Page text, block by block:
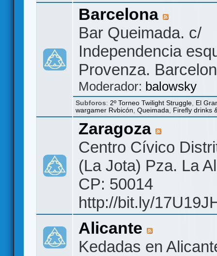
Barcelona
Bar Queimada. c/
Independencia
Provenza.
Moderador: balowsky
Subforos: 2º Torneo Twilight Struggle El
wargamer Rvbicón Queimada Firefly drinks
Zaragoza
Centro Cívico
(La Jota) Pza. La
CP: 50014
http://bit.ly/
Alicante
Kedadas en